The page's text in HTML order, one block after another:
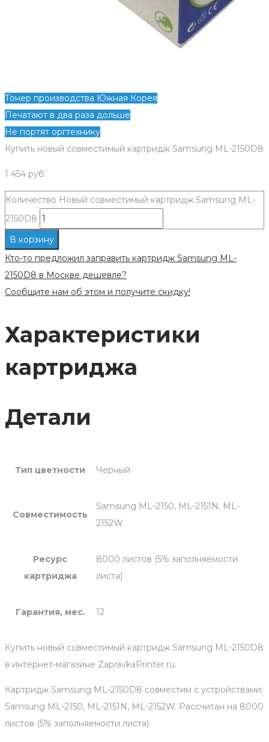
Тонер производства Южная Корея
Печатают в два раза дольше
Не портят оргтехнику
Купить новый совместимый картридж Samsung ML-2150D8
1 454 руб.
Количество Новый совместимый картридж Samsung ML-
2150D8
В корзину
Кто-то предложил заправить картридж Samsung ML-
2150D8 в Москве дешевле?
Сообщите нам об этом и получите скидку!
Характеристики
картриджа
Детали
Тип цветности Черный
Совместимость
Samsung ML-2150, ML-2151N, ML-
2152W
Ресурс
картриджа
8000 листов (5% заполняемости
листа)
Гарантия, мес. 12
Купить новый совместимый картридж Samsung ML-2150D8
в интернет-магазине ZapravkaPrinter.ru.
Картридж Samsung ML-2150D8 совместим с устройствами:
Samsung ML-2150, ML-2151N, ML-2152W. Рассчитан на 8000
листов (5% заполняемости листа).